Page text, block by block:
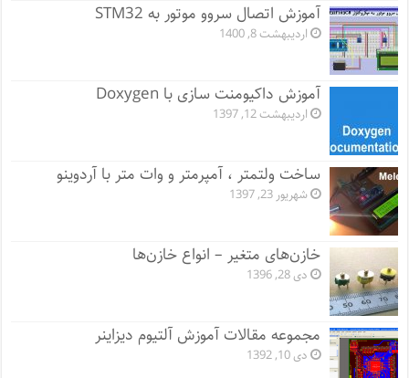
آموزش اتصال سروو موتور به STM32
اردیبهشت 8, 1400
آموزش داکیومنت سازی با Doxygen
اردیبهشت 12, 1397
ساخت ولتمتر ، آمپرمتر و وات متر با آردوینو
شهریور 23, 1397
خازن‌های متغیر – انواع خازن‌ها
دی 28, 1396
مجموعه مقالات آموزش آلتیوم دیزاینر
دی 10, 1392